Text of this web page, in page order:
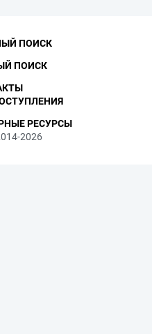
2026
ПОИСК
ПОИСК
РЕСУРСЫ